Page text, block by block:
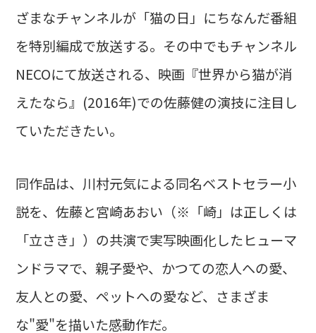
ざまなチャンネルが「猫の日」にちなんだ番組
を特別編成で放送する。その中でもチャンネル
NECOにて放送される、映画『世界から猫が消
えたなら』(2016年)での佐藤健の演技に注目し
ていただきたい。
同作品は、川村元気による同名ベストセラー小
説を、佐藤と宮崎あおい（※「崎」は正しくは
「立さき」）の共演で実写映画化したヒューマ
ンドラマで、親子愛や、かつての恋人への愛、
友人との愛、ペットへの愛など、さまざま
な"愛"を描いた感動作だ。